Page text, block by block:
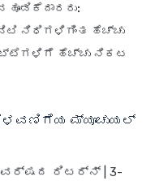
ನಿಧಿಗಳಿಗಿಂತ ಹೆಚ್ಚು
ಹೆಚ್ಚು ನಿಕಟ
ಮ್ಯೂಚುಯಲ್
ವರ್ಷದ ರಿಟರ್ನ್ | 3-